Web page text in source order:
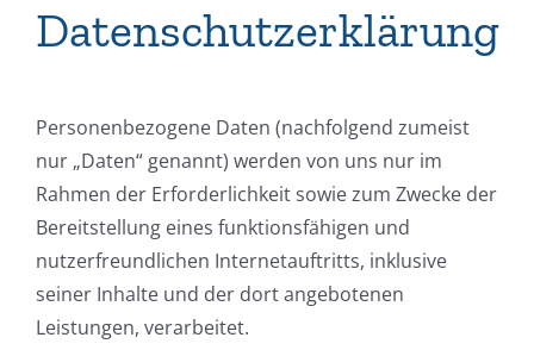
Datenschutzerklärung
Personenbezogene Daten (nachfolgend zumeist
nur „Daten“ genannt) werden von uns nur im
Rahmen der Erforderlichkeit sowie zum Zwecke der
Bereitstellung eines funktionsfähigen und
nutzerfreundlichen Internetauftritts, inklusive
seiner Inhalte und der dort angebotenen
Leistungen, verarbeitet.